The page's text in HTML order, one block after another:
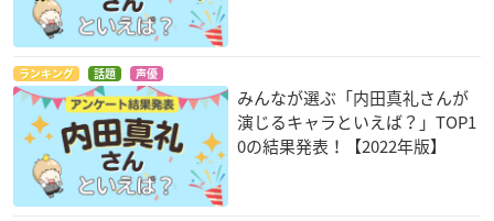
ランキング 話題 声優
みんなが選ぶ「内田真礼さんが
演じるキャラといえば？」TOP1
0の結果発表！【2022年版】